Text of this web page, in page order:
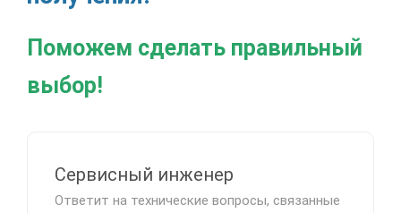
Поможем сделать правильный
выбор!
Сервисный инженер
Ответит на технические вопросы, связанные